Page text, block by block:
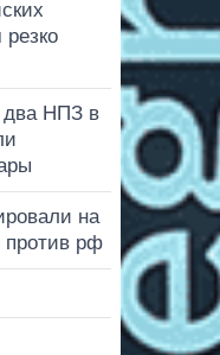
резко
два НПЗ в
на
против рф